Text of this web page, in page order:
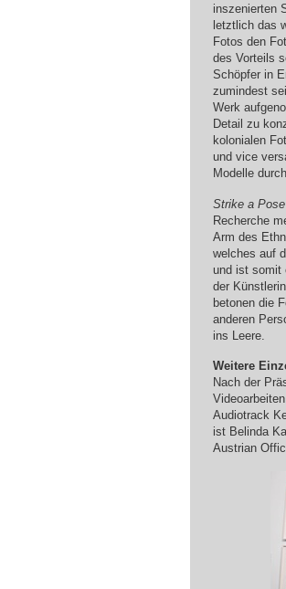
inszenierten
letztlich das
Fotos den
des Vorteils
Schöpfer in
zumindest
Werk
Detail zu
kolonialen
und vice
Modelle
Strike a Pose
Recherche
Arm des
welches auf
und ist somit
der
betonen die
anderen
ins Leere.
Weitere
Nach der
Audiotrack
ist Belinda
Austrian